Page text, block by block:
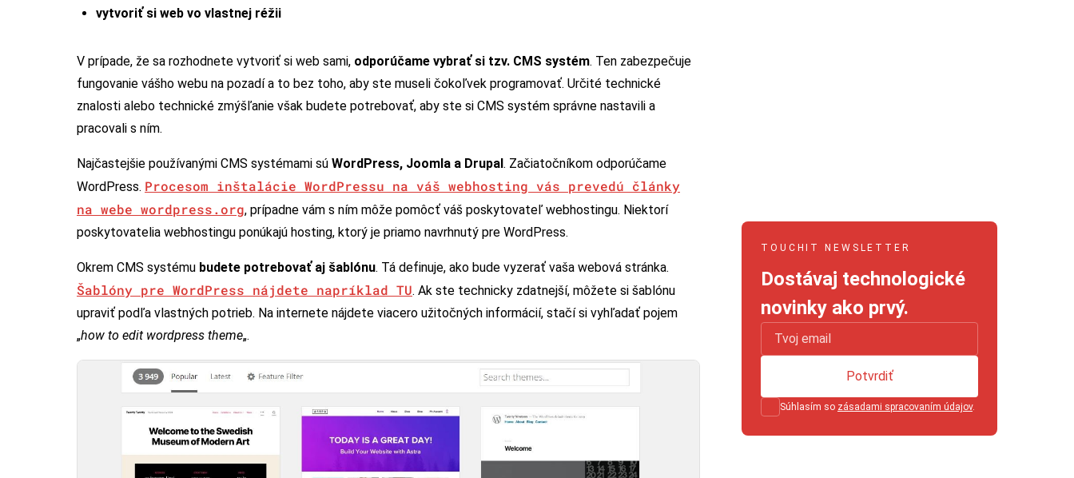
vytvoriť si web vo vlastnej réžii
V prípade, že sa rozhodnete vytvoriť si web sami, odporúčame vybrať si tzv. CMS systém. Ten zabezpečuje
fungovanie vášho webu na pozadí a to bez toho, aby ste museli čokoľvek programovať. Určité technické
znalosti alebo technické zmýšľanie však budete potrebovať, aby ste si CMS systém správne nastavili a
pracovali s ním.
Najčastejšie používanými CMS systémami sú WordPress, Joomla a Drupal. Začiatočníkom odporúčame
WordPress. Procesom inštalácie WordPressu na váš webhosting vás prevedú články
na webe wordpress.org, prípadne vám s ním môže pomôcť váš poskytovateľ webhostingu. Niektorí
poskytovatelia webhostingu ponúkajú hosting, ktorý je priamo navrhnutý pre WordPress.
Okrem CMS systému budete potrebovať aj šablónu. Tá definuje, ako bude vyzerať vaša webová stránka.
Šablóny pre WordPress nájdete napríklad TU. Ak ste technicky zdatnejší, môžete si šablónu
upraviť podľa vlastných potrieb. Na internete nájdete viacero užitočných informácií, stačí si vyhľadať pojem
„how to edit wordpress theme„.
TOUCHIT NEWSLETTER
Dostávaj technologické
novinky ako prvý.
Súhlasím so zásadami spracovaním údajov.
Potvrdiť